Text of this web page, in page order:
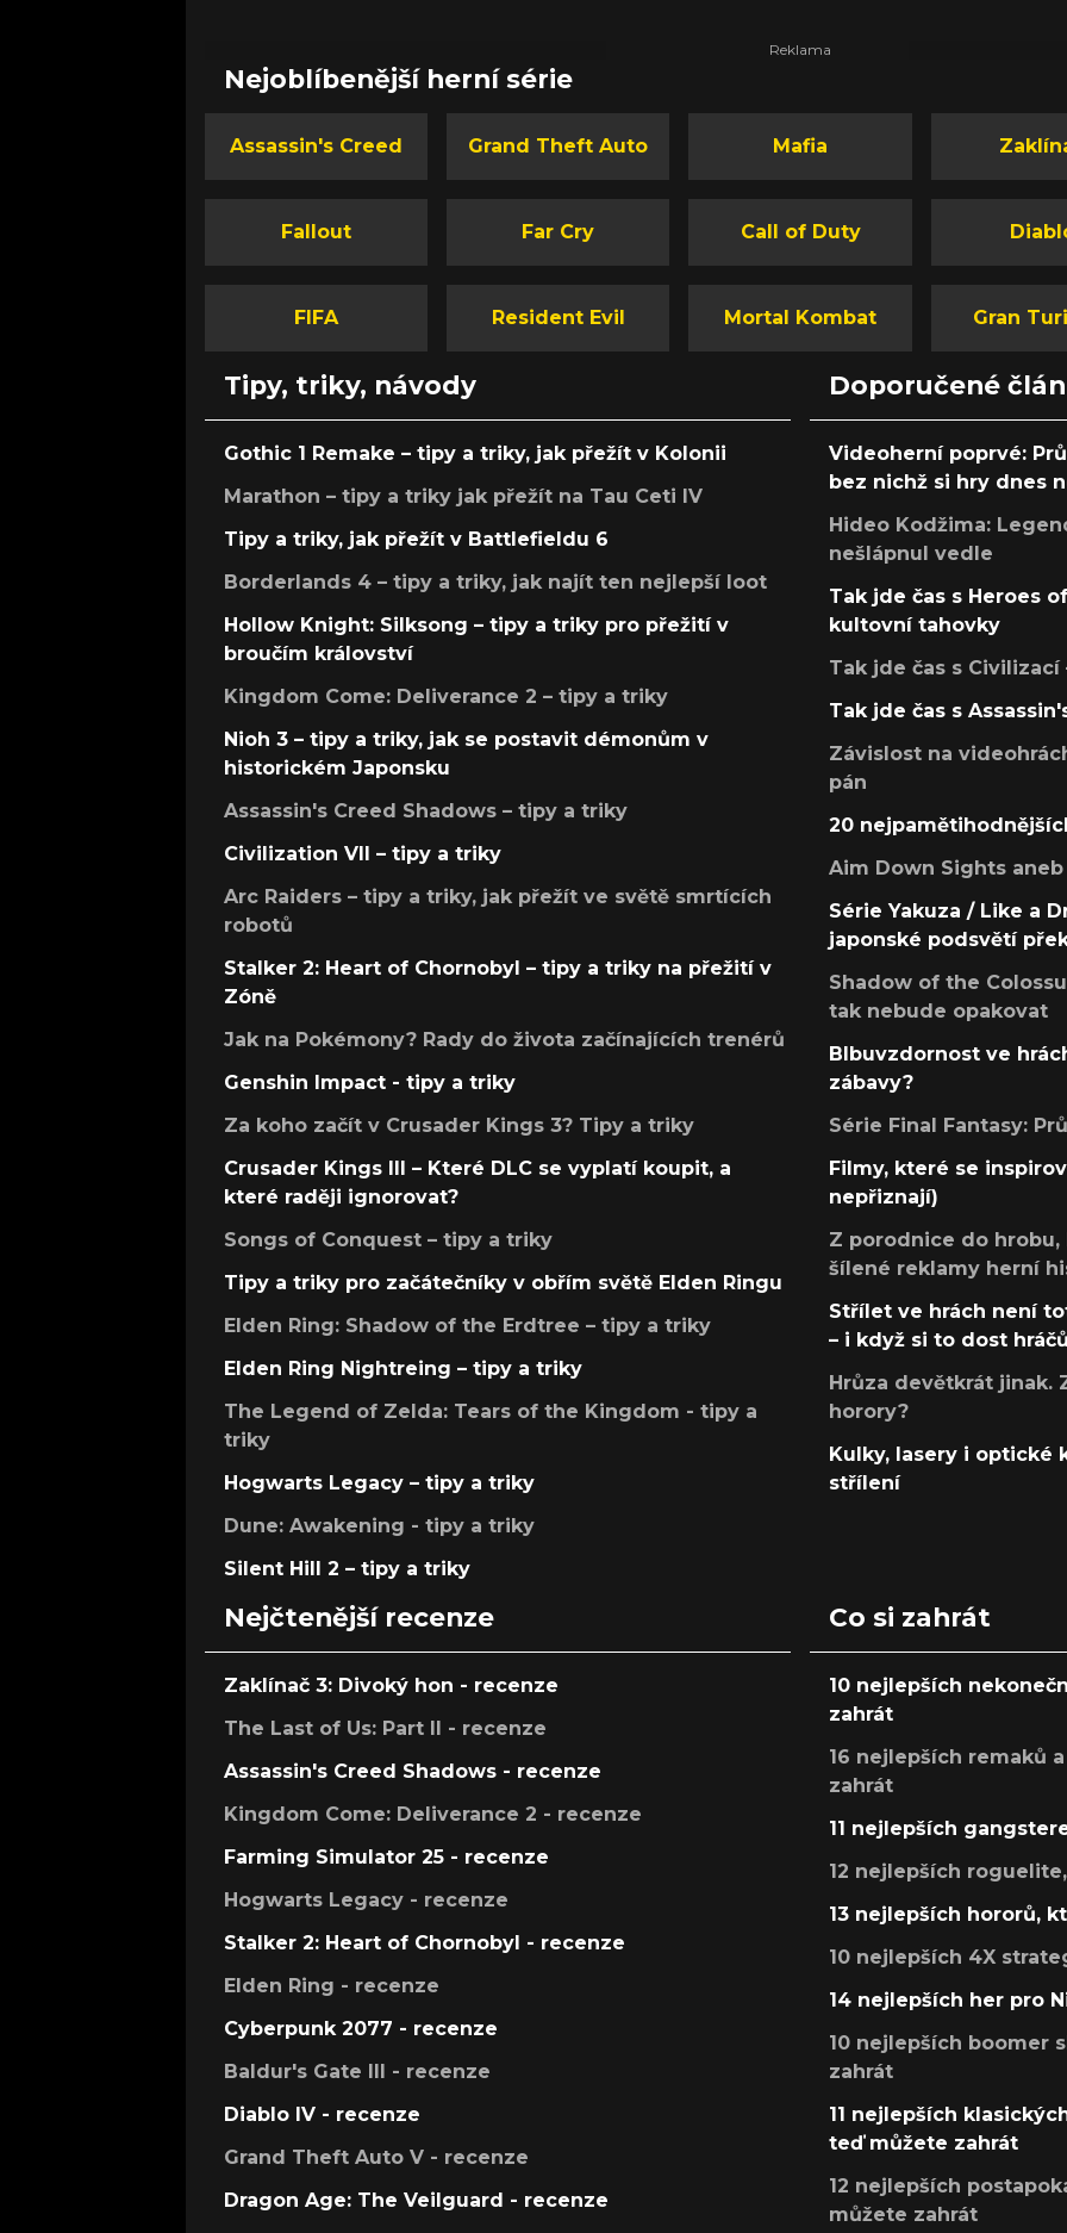
Nejoblíbenější herní série
Assassin's Creed Grand Theft Auto Mafia
Fallout Far Cry Call of Duty
FIFA Resident Evil Mortal Kombat Gran
Tipy, triky, návody
Gothic 1 Remake – tipy a triky, jak přežít v Kolonii
Marathon – tipy a triky jak přežít na Tau Ceti IV
Tipy a triky, jak přežít v Battlefieldu 6
Borderlands 4 – tipy a triky, jak najít ten nejlepší loot
Hollow Knight: Silksong – tipy a triky pro přežití v
broučím království
Kingdom Come: Deliverance 2 – tipy a triky
Nioh 3 – tipy a triky, jak se postavit démonům v
historickém Japonsku
Assassin's Creed Shadows – tipy a triky
Civilization VII – tipy a triky
Arc Raiders – tipy a triky, jak přežít ve světě smrtících
robotů
Stalker 2: Heart of Chornobyl – tipy a triky na přežití v
Zóně
Jak na Pokémony? Rady do života začínajících trenérů
Genshin Impact - tipy a triky
Za koho začít v Crusader Kings 3? Tipy a triky
Crusader Kings III – Které DLC se vyplatí koupit, a
které raději ignorovat?
Songs of Conquest – tipy a triky
Tipy a triky pro začátečníky v obřím světě Elden Ringu
Elden Ring: Shadow of the Erdtree – tipy a triky
Elden Ring Nightreing – tipy a triky
The Legend of Zelda: Tears of the Kingdom - tipy a
triky
Hogwarts Legacy – tipy a triky
Dune: Awakening - tipy a triky
Silent Hill 2 – tipy a triky
Doporučené
Videoherní poprvé:
bez nichž si hry dnes
Hideo Kodžima:
nešlápnul vedle
Tak jde čas s Heroes
kultovní tahovky
Tak jde čas s
Tak jde čas s
Závislost na
pán
20
Aim Down Sights
Série Yakuza / Like a
japonské podsvětí
Shadow of the
tak nebude opakovat
Blbuvzdornost ve
zábavy?
Série Final Fantasy:
Filmy, které se
nepřiznají)
Z porodnice do hrobu,
šílené reklamy herní
Střílet ve hrách není
– i když si to dost
Hrůza devětkrát
horory?
Kulky, lasery i optické
střílení
Nejčtenější recenze
Zaklínač 3: Divoký hon - recenze
The Last of Us: Part II - recenze
Assassin's Creed Shadows - recenze
Kingdom Come: Deliverance 2 - recenze
Farming Simulator 25 - recenze
Hogwarts Legacy - recenze
Stalker 2: Heart of Chornobyl - recenze
Elden Ring - recenze
Cyberpunk 2077 - recenze
Baldur's Gate III - recenze
Diablo IV - recenze
Grand Theft Auto V - recenze
Dragon Age: The Veilguard - recenze
Co si zahrát
10 nejlepších
zahrát
16 nejlepších remaků
zahrát
11 nejlepších
12 nejlepších
13 nejlepších hororů,
10 nejlepších 4X
14 nejlepších her pro
10 nejlepších boomer
zahrát
11 nejlepších
teď můžete zahrát
12 nejlepších
můžete zahrát